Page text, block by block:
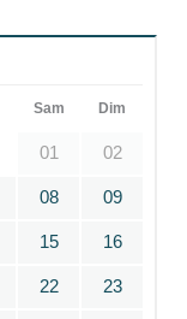
Sam Dim
01 02
08 09
15 16
22 23